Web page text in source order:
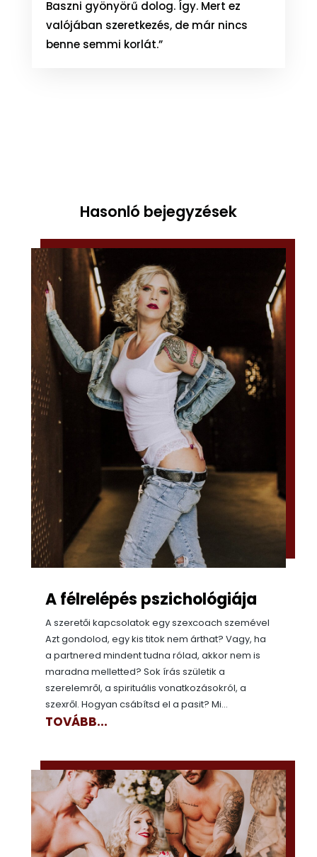
Baszni gyönyörű dolog. Így. Mert ez
valójában szeretkezés, de már nincs
benne semmi korlát.”
Hasonló bejegyzések
A félrelépés pszichológiája
A szeretői kapcsolatok egy szexcoach szemével
Azt gondolod, egy kis titok nem árthat? Vagy, ha
a partnered mindent tudna rólad, akkor nem is
maradna melletted? Sok írás születik a
szerelemről, a spirituális vonatkozásokról, a
szexről. Hogyan csábítsd el a pasit? Mi...
TOVÁBB...